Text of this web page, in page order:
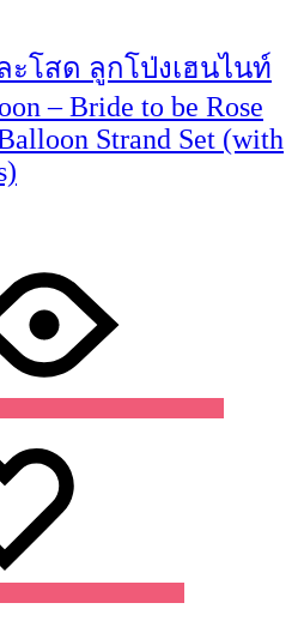
ะโสด ลูกโป่งเฮนไนท์
– Bride to be Rose
Strand Set (with